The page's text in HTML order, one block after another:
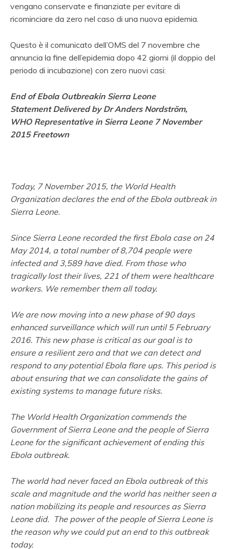
vengano conservate e finanziate per evitare di
ricominciare da zero nel caso di una nuova epidemia.
Questo è il comunicato dell’OMS del 7 novembre che
annuncia la fine dell’epidemia dopo 42 giorni (il doppio del
periodo di incubazione) con zero nuovi casi:
End of Ebola Outbreakin Sierra Leone
Statement Delivered by Dr Anders Nordström,
WHO Representative in Sierra Leone 7 November
2015 Freetown
Today, 7 November 2015, the World Health
Organization declares the end of the Ebola outbreak in
Sierra Leone.
Since Sierra Leone recorded the first Ebola case on 24
May 2014, a total number of 8,704 people were
infected and 3,589 have died. From those who
tragically lost their lives, 221 of them were healthcare
workers. We remember them all today.
We are now moving into a new phase of 90 days
enhanced surveillance which will run until 5 February
2016. This new phase is critical as our goal is to
ensure a resilient zero and that we can detect and
respond to any potential Ebola flare ups. This period is
about ensuring that we can consolidate the gains of
existing systems to manage future risks.
The World Health Organization commends the
Government of Sierra Leone and the people of Sierra
Leone for the significant achievement of ending this
Ebola outbreak.
The world had never faced an Ebola outbreak of this
scale and magnitude and the world has neither seen a
nation mobilizing its people and resources as Sierra
Leone did. The power of the people of Sierra Leone is
the reason why we could put an end to this outbreak
today.